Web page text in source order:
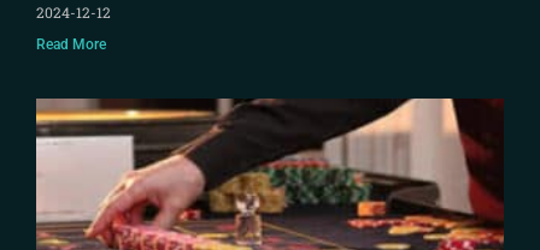
2024-12-12
Read More